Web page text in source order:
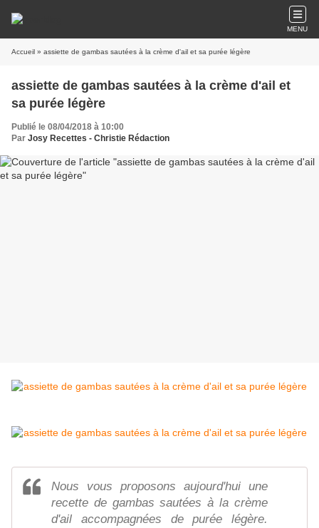
MENU
Accueil » assiette de gambas sautées à la crème d'ail et sa purée légère
assiette de gambas sautées à la crème d'ail et
sa purée légère
Publié le 08/04/2018 à 10:00
Par Josy Recettes - Christie Rédaction
Nous vous proposons aujourd'hui une
recette de gambas sautées à la crème
d'ail accompagnées de purée légère.